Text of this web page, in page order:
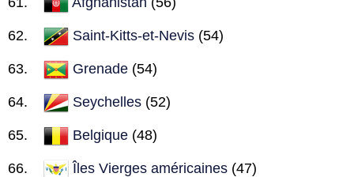
Saint-Kitts-et-Nevis (54)
Grenade (54)
Seychelles (52)
Belgique (48)
Îles Vierges américaines (47)